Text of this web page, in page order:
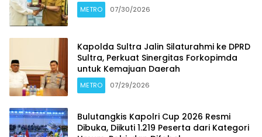
METRO 07/30/2026
Kapolda Sultra Jalin Silaturahmi ke DPRD
Sultra, Perkuat Sinergitas Forkopimda
untuk Kemajuan Daerah
METRO 07/29/2026
Bulutangkis Kapolri Cup 2026 Resmi
Dibuka, Diikuti 1.219 Peserta dari Kategori